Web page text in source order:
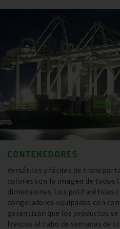
CONTENEDORES
Versátiles y fáciles de
colores son la imagen de todos
dimensiones. Los polifacéticos
congeladores equipados con
garantizan que los productos
frescos al cabo de semanas de